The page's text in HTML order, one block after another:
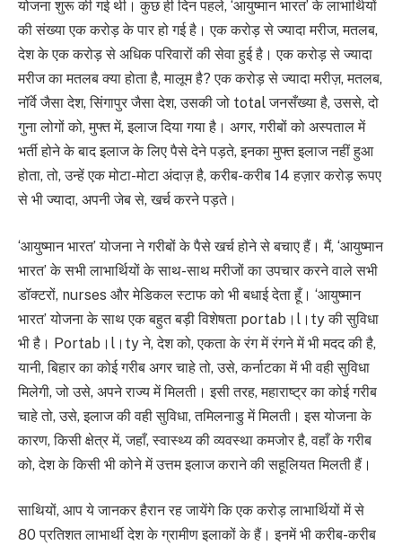
योजना शुरू की गई थी। कुछ ही दिन पहले, ‘आयुष्मान भारत’ के लाभार्थियों
की संख्या एक करोड़ के पार हो गई है। एक करोड़ से ज्यादा मरीज, मतलब,
देश के एक करोड़ से अधिक परिवारों की सेवा हुई है। एक करोड़ से ज्यादा
मरीज का मतलब क्या होता है, मालूम है? एक करोड़ से ज्यादा मरीज़, मतलब,
नॉर्वे जैसा देश, सिंगापुर जैसा देश, उसकी जो total जनसँख्या है, उससे, दो
गुना लोगों को, मुफ्त में, इलाज दिया गया है। अगर, गरीबों को अस्पताल में
भर्ती होने के बाद इलाज के लिए पैसे देने पड़ते, इनका मुफ्त इलाज नहीं हुआ
होता, तो, उन्हें एक मोटा-मोटा अंदाज़ है, करीब-करीब 14 हज़ार करोड़ रूपए
से भी ज्यादा, अपनी जेब से, खर्च करने पड़ते।
‘आयुष्मान भारत’ योजना ने गरीबों के पैसे खर्च होने से बचाए हैं। मैं, ‘आयुष्मान
भारत’ के सभी लाभार्थियों के साथ-साथ मरीजों का उपचार करने वाले सभी
डॉक्टरों, nurses और मेडिकल स्टाफ को भी बधाई देता हूँ। ‘आयुष्मान
भारत’ योजना के साथ एक बहुत बड़ी विशेषता portab।l।ty की सुविधा
भी है। Portab।l।ty ने, देश को, एकता के रंग में रंगने में भी मदद की है,
यानी, बिहार का कोई गरीब अगर चाहे तो, उसे, कर्नाटका में भी वही सुविधा
मिलेगी, जो उसे, अपने राज्य में मिलती। इसी तरह, महाराष्ट्र का कोई गरीब
चाहे तो, उसे, इलाज की वही सुविधा, तमिलनाडु में मिलती। इस योजना के
कारण, किसी क्षेत्र में, जहाँ, स्वास्थ्य की व्यवस्था कमजोर है, वहाँ के गरीब
को, देश के किसी भी कोने में उत्तम इलाज कराने की सहूलियत मिलती हैं।
साथियों, आप ये जानकर हैरान रह जायेंगे कि एक करोड़ लाभार्थियों में से
80 प्रतिशत लाभार्थी देश के ग्रामीण इलाकों के हैं। इनमें भी करीब-करीब